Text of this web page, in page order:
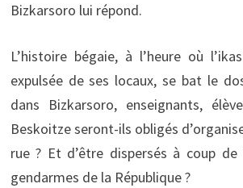
Bizkarsoro lui répond.
L’histoire bégaie, à l’heure où
expulsée de ses locaux, se bat le
dans Bizkarsoro, enseignants,
Beskoitze seront-ils obligés
rue ? Et d’être dispersés à coup
gendarmes de la République ?